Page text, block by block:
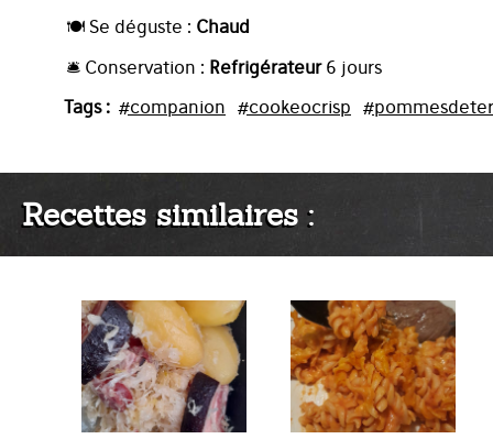
🍽️ Se déguste : Chaud
🛎️ Conservation : Refrigérateur6 jours
Tags : #companion #cookeocrisp
Recettes similaires :